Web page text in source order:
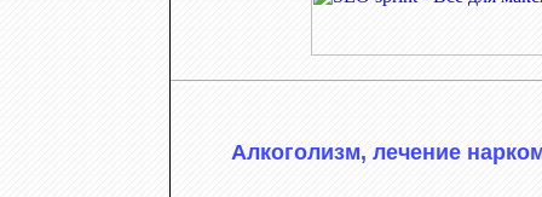
Алкоголизм, лечение